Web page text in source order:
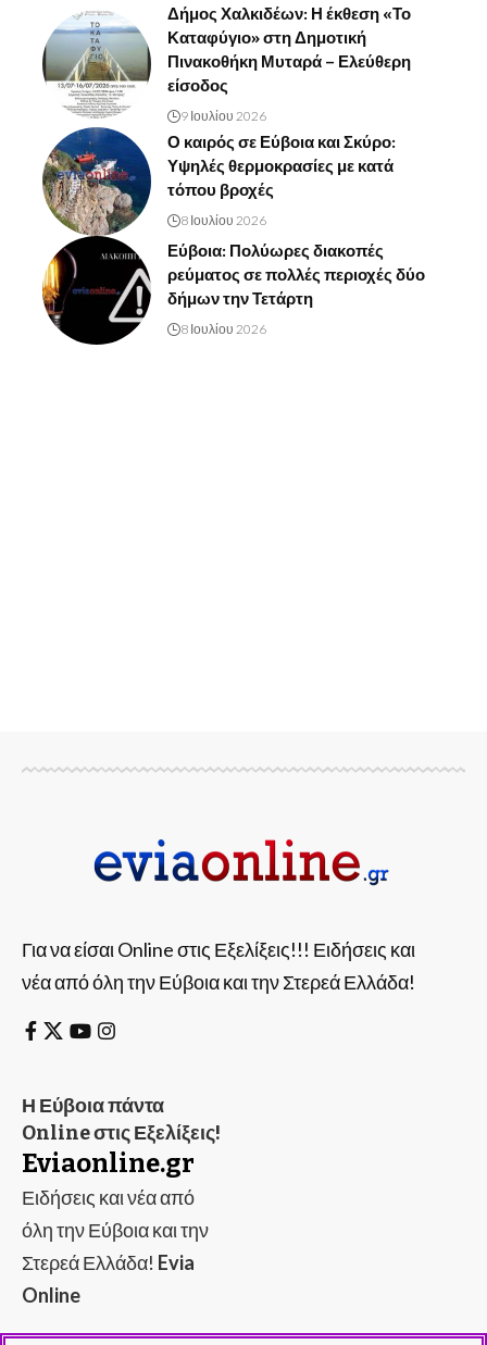
Δήμος Χαλκιδέων: Η έκθεση «Το
Καταφύγιο» στη Δημοτική
Πινακοθήκη Μυταρά – Ελεύθερη
είσοδος
9 Ιουλίου 2026
Ο καιρός σε Εύβοια και Σκύρο:
Υψηλές θερμοκρασίες με κατά
τόπου βροχές
8 Ιουλίου 2026
Εύβοια: Πολύωρες διακοπές
ρεύματος σε πολλές περιοχές δύο
δήμων την Τετάρτη
8 Ιουλίου 2026
Για να είσαι Online στις Εξελίξεις!!! Ειδήσεις και
νέα από όλη την Εύβοια και την Στερεά Ελλάδα!
Η Εύβοια πάντα
Online στις Εξελίξεις!
Eviaonline.gr
Ειδήσεις και νέα από
όλη την Εύβοια και την
Στερεά Ελλάδα! Evia
Online